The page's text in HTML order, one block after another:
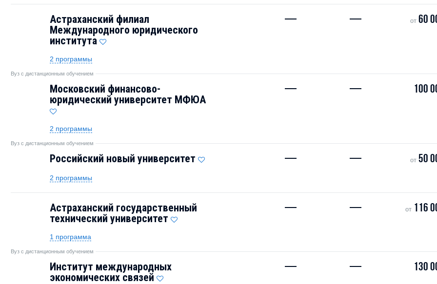
Астраханский филиал
Международного юридического
института
— — от 60
2 программы
Вуз с дистанционным обучением
Московский финансово-
юридический университет МФЮА
— — 100
2 программы
Вуз с дистанционным обучением
Российский новый университет — — от 50
2 программы
Астраханский государственный
технический университет
— — от 116
1 программа
Вуз с дистанционным обучением
Институт международных
экономических связей
— — 130